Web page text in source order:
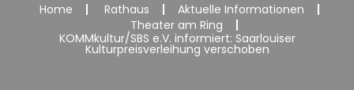
Home Rathaus
Aktuelle Informationen
Theater am Ring
KOMMkultur/SBS e.V. informiert: Saarlouiser
Kulturpreisverleihung verschoben